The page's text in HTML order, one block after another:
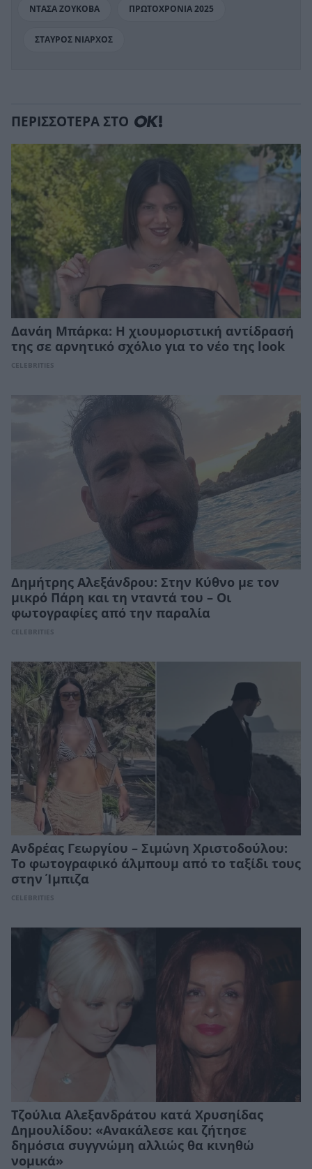
ΝΤΑΣΑ ΖΟΥΚΟΒΑ ΠΡΩΤΟΧΡΟΝΙΑ 2025
ΣΤΑΥΡΟΣ ΝΙΑΡΧΟΣ
ΠΕΡΙΣΣΟΤΕΡΑ ΣΤΟ
Δανάη Μπάρκα: Η χιουμοριστική αντίδρασή
της σε αρνητικό σχόλιο για το νέο της look
CELEBRITIES
Δημήτρης Αλεξάνδρου: Στην Κύθνο με τον
μικρό Πάρη και τη νταντά του – Οι
φωτογραφίες από την παραλία
CELEBRITIES
Ανδρέας Γεωργίου – Σιμώνη Χριστοδούλου:
Το φωτογραφικό άλμπουμ από το ταξίδι τους
στην Ίμπιζα
CELEBRITIES
Τζούλια Αλεξανδράτου κατά Χρυσηίδας
Δημουλίδου: «Ανακάλεσε και ζήτησε
δημόσια συγγνώμη αλλιώς θα κινηθώ
νομικά»